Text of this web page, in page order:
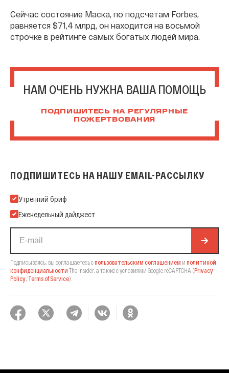
Сейчас состояние Маска, по подсчетам Forbes,
равняется $71,4 млрд, он находится на восьмой
строчке в рейтинге самых богатых людей мира.
НАМ ОЧЕНЬ НУЖНА ВАША ПОМОЩЬ
ПОДПИШИТЕСЬ НА РЕГУЛЯРНЫЕ
ПОЖЕРТВОВАНИЯ
ПОДПИШИТЕСЬ НА НАШУ EMAIL-РАССЫЛКУ
Подпишитесь на нашу Email-рассылку
Утренний бриф
Еженедельный дайджест
Подписываясь, вы соглашаетесь спользовательским соглашением и политикой
конфиденциальности The Insider, а также с условиями Google reCAPTCHA (Privacy
Policy, Terms of Service).